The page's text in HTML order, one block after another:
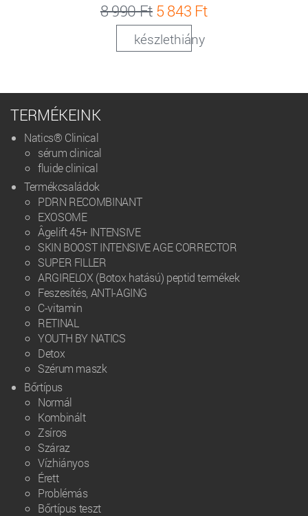
8 990 Ft 5 843 Ft
készlethiány
TERMÉKEINK
Natics® Clinical
sérum clinical
fluide clinical
Termékcsaládok
PDRN RECOMBINANT
EXOSOME
Âgelift 45+ INTENSIVE
SKIN BOOST INTENSIVE AGE CORRECTOR
SUPER FILLER
ARGIRELOX (Botox hatású) peptid termékek
Feszesítés, ANTI-AGING
C-vitamin
RETINAL
YOUTH BY NATICS
Detox
Szérum maszk
Bőrtípus
Normál
Kombinált
Zsíros
Száraz
Vízhiányos
Érett
Problémás
Bőrtípus teszt